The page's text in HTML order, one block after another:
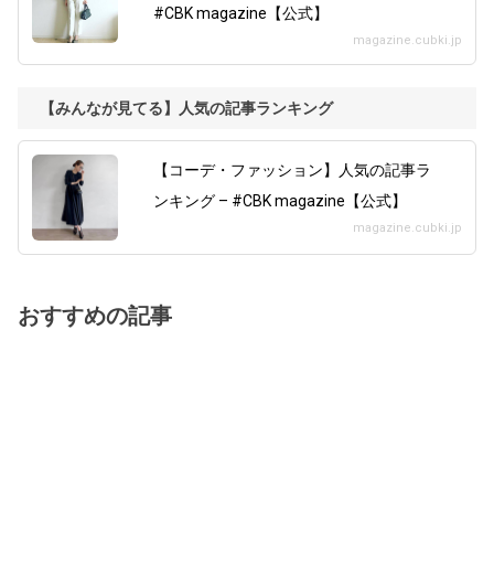
#CBK magazine【公式】
magazine.cubki.jp
【みんなが見てる】人気の記事ランキング
【コーデ・ファッション】人気の記事ラ
ンキング – #CBK magazine【公式】
magazine.cubki.jp
おすすめの記事